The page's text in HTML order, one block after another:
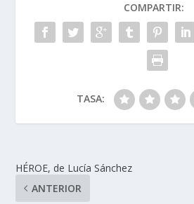
COMPARTIR:
TASA:
HÉROE, de Lucía Sánchez
ANTERIOR